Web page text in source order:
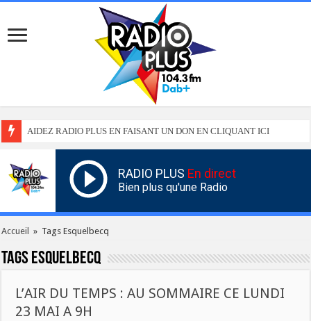
AIDEZ RADIO PLUS EN FAISANT UN DON EN CLIQUANT ICI
RADIO PLUS En direct
Bien plus qu'une Radio
Accueil » Tags Esquelbecq
Tags Esquelbecq
L’AIR DU TEMPS : AU SOMMAIRE CE LUNDI
23 MAI A 9H